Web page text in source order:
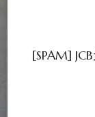
ビ
[SPAM]